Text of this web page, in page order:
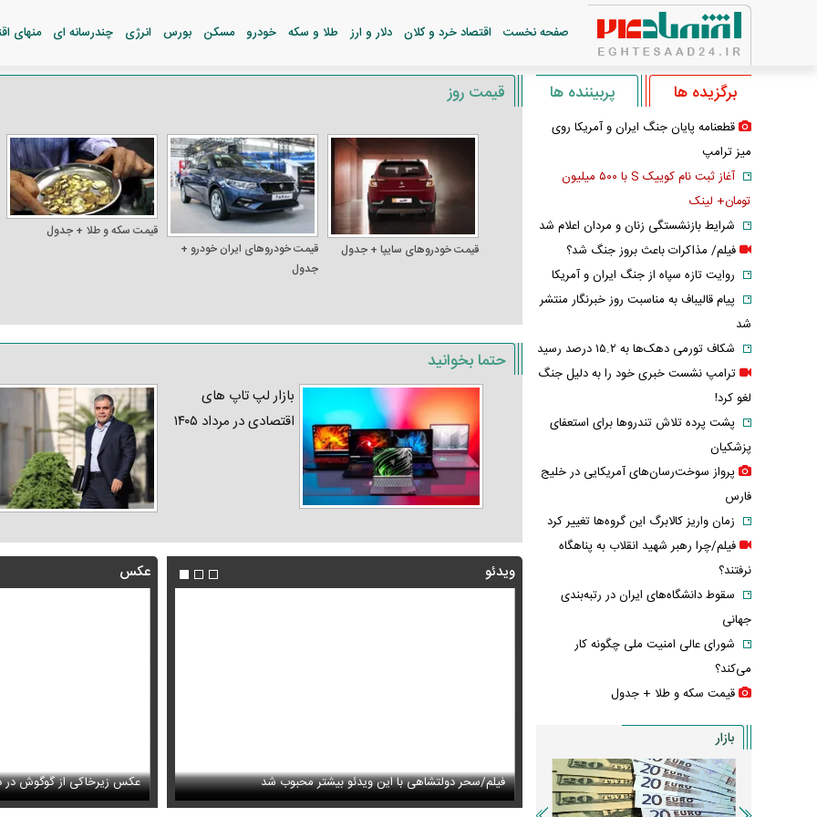
صفحه نخست اقتصاد خرد و کلان دلار و ارز طلا و سکه خودرو مسکن بورس انرژی چندرسانه ای منهای
قیمت روز
قیمت خودرو‌های سایپا + جدول
قیمت خودرو‌های ایران خودرو +
جدول
قیمت سکه و طلا + جدول
حتما بخوانید
بازار لپ‌ تاپ‌ های
اقتصادی در مرداد ۱۴۰۵
ویدئو
دولتشاهی با این ویدئو بیشتر محبوب شد فیلم/واکنش نعیمه نظام‌دوست از بغل کردن دختری با استایل پسرانه فیلم/ مذاکرات باعث بروز جنگ
عکس
های زیبای هدیه تهرانی در یک گلخانه عکس زیرخاکی از گوگوش در دو سالگی همراه با مادرش عکس/ خانه اعیان نشین در
برگزیده ها پربیننده ها
قطعنامه پایان جنگ ایران و آمریکا روی
میز ترامپ
آغاز ثبت نام کوییک S با ۵۰۰ میلیون
تومان+ لینک
شرایط بازنشستگی زنان و مردان اعلام شد
فیلم/ مذاکرات باعث بروز جنگ شد؟
روایت تازه سپاه از جنگ ایران و آمریکا
پیام قالیباف به مناسبت روز خبرنگار منتشر
شد
شکاف تورمی دهک‌ها به ۱۵.۲ درصد رسید
ترامپ نشست خبری خود را به دلیل جنگ
لغو کرد!
پشت پرده تلاش تندروها برای استعفای
پزشکیان
پرواز سوخت‌رسان‌های آمریکایی در خلیج
فارس
زمان واریز کالابرگ این گروه‌ها تغییر کرد
فیلم/چرا رهبر شهید انقلاب به پناهگاه
نرفتند؟
سقوط دانشگاه‌های ایران در رتبه‌بندی
جهانی
شورای عالی امنیت ملی چگونه کار
می‌کند؟
قیمت سکه و طلا + جدول
بازار